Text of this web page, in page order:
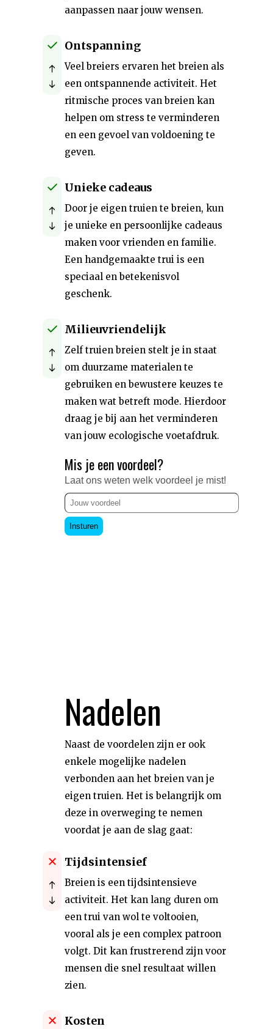
aanpassen naar jouw wensen.
Ontspanning
Veel breiers ervaren het breien als
een ontspannende activiteit. Het
ritmische proces van breien kan
helpen om stress te verminderen
en een gevoel van voldoening te
geven.
Unieke cadeaus
Door je eigen truien te breien, kun
je unieke en persoonlijke cadeaus
maken voor vrienden en familie.
Een handgemaakte trui is een
speciaal en betekenisvol
geschenk.
Milieuvriendelijk
Zelf truien breien stelt je in staat
om duurzame materialen te
gebruiken en bewustere keuzes te
maken wat betreft mode. Hierdoor
draag je bij aan het verminderen
van jouw ecologische voetafdruk.
Mis je een voordeel?
Laat ons weten welk voordeel je mist!
Insturen
Nadelen
Naast de voordelen zijn er ook
enkele mogelijke nadelen
verbonden aan het breien van je
eigen truien. Het is belangrijk om
deze in overweging te nemen
voordat je aan de slag gaat:
Tijdsintensief
Breien is een tijdsintensieve
activiteit. Het kan lang duren om
een trui van wol te voltooien,
vooral als je een complex patroon
volgt. Dit kan frustrerend zijn voor
mensen die snel resultaat willen
zien.
Kosten